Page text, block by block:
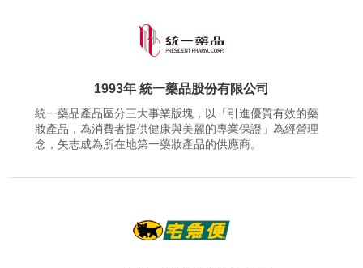
1993年 統一藥品股份有限公司
統一藥品產品區分三大事業版塊，以「引進優質有效的藥
妝產品，為消費者提供健康與美麗的專業保證」為經營理
念，矢志成為所在地第一藥妝產品的供應商。